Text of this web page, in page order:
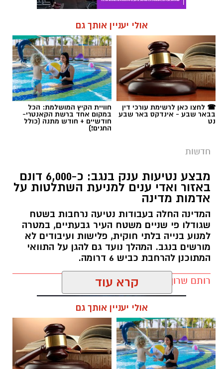
אולי יעניין אותך גם
☎ לחצו כאן לרשימת עורכי דין
בבאר שבע - אינדקס באר שבע
נט
חוויית הקיץ המושלמת: הכל
במקום אחד ברשת הקאנטרי-
חודשיים + חודש מתנה (כולל
החגים!)
חדשות
מבצע נטיעות ענק בנגב: כ-6,000 דונם
באזור ואדי ענים למניעת השתלטות על
אדמות מדינה
המדינה החלה בעבודות נטיעה נרחבות בשטח
שגודלו פי שניים משטח העיר גבעתיים, במטרה
למנוע בנייה בלתי חוקית, פלישות ועיבודים לא
מורשים בנגב. המהלך נועד גם להגן על התוואי
המתוכנן להרחבת כביש 6 דרומה.
רותם שרון / 11:32 08.08.26
תגים:רמ''י
קרא עוד
אולי יעניין אותך גם